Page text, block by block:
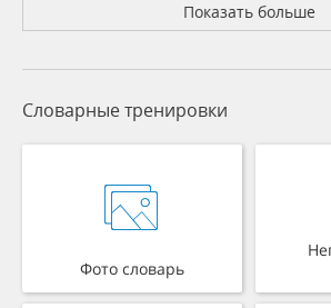
Показать больше
Словарные тренировки
Фото словарь